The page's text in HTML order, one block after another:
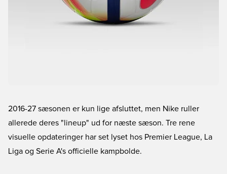
2016-27 sæsonen er kun lige afsluttet, men Nike ruller
allerede deres "lineup" ud for næste sæson. Tre rene
visuelle opdateringer har set lyset hos Premier League, La
Liga og Serie A's officielle kampbolde.